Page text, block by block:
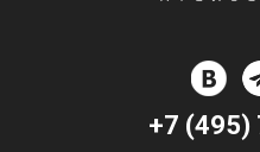
+7 (495)